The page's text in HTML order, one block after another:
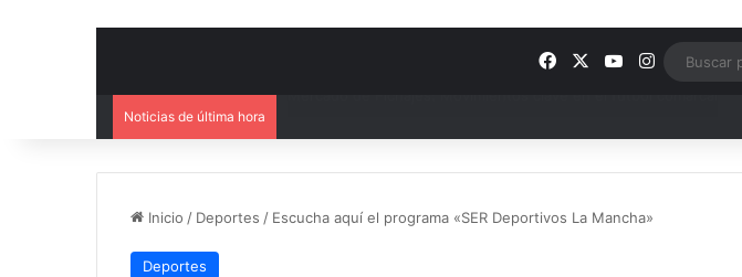
FacebookYouTube
Instagram
Noticias de última hora
Inicio / Deportes / Escucha aquí el programa «SER Deportivos La Mancha»
Deportes